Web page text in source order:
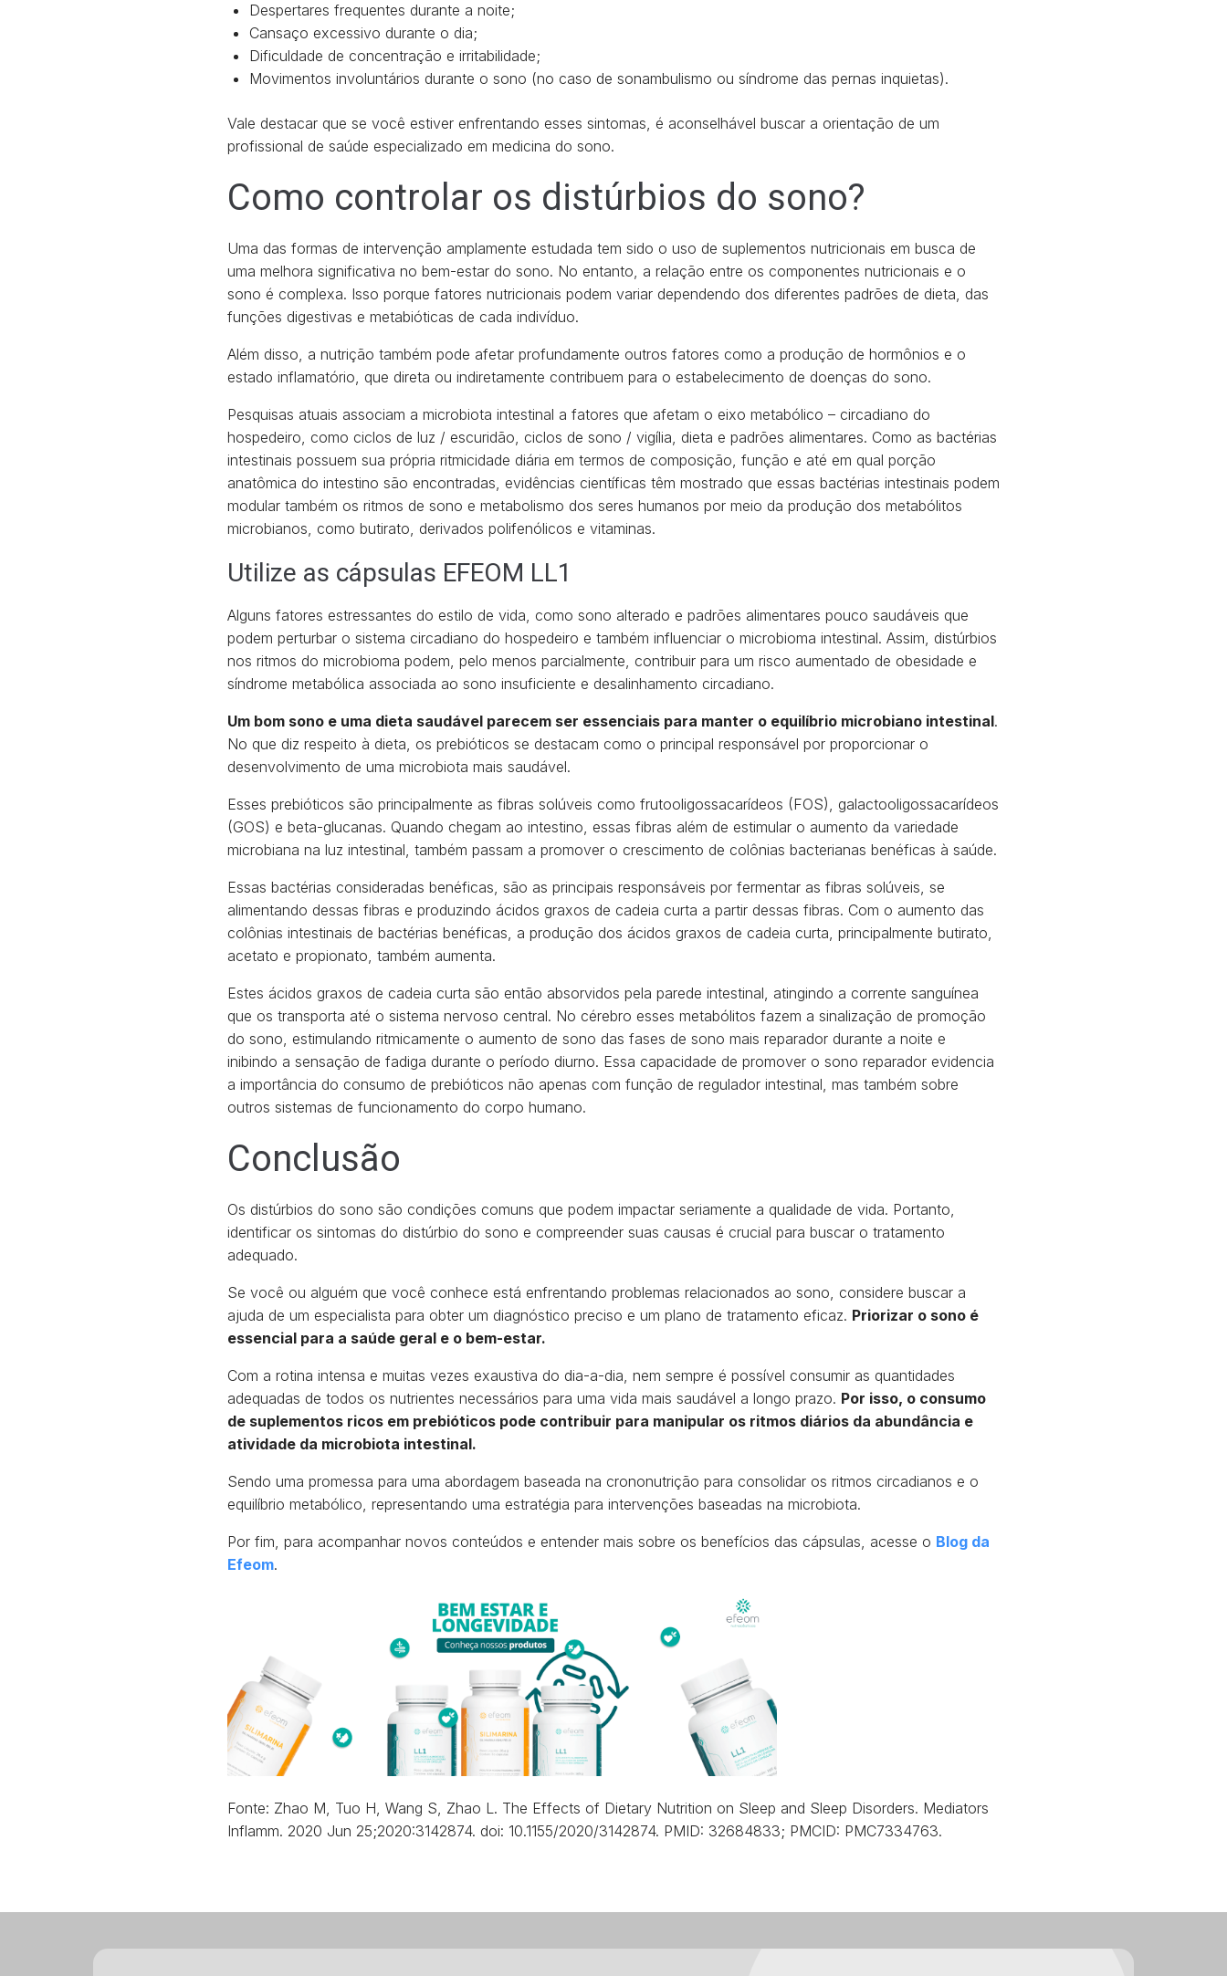
Despertares frequentes durante a noite;
Cansaço excessivo durante o dia;
Dificuldade de concentração e irritabilidade;
Movimentos involuntários durante o sono (no caso de sonambulismo ou síndrome das pernas inquietas).
Vale destacar que se você estiver enfrentando esses sintomas, é aconselhável buscar a orientação de um
profissional de saúde especializado em medicina do sono.
Como controlar os distúrbios do sono?
Uma das formas de intervenção amplamente estudada tem sido o uso de suplementos nutricionais em busca de
uma melhora significativa no bem-estar do sono. No entanto, a relação entre os componentes nutricionais e o
sono é complexa. Isso porque fatores nutricionais podem variar dependendo dos diferentes padrões de dieta, das
funções digestivas e metabióticas de cada indivíduo.
Além disso, a nutrição também pode afetar profundamente outros fatores como a produção de hormônios e o
estado inflamatório, que direta ou indiretamente contribuem para o estabelecimento de doenças do sono.
Pesquisas atuais associam a microbiota intestinal a fatores que afetam o eixo metabólico – circadiano do
hospedeiro, como ciclos de luz / escuridão, ciclos de sono / vigília, dieta e padrões alimentares. Como as bactérias
intestinais possuem sua própria ritmicidade diária em termos de composição, função e até em qual porção
anatômica do intestino são encontradas, evidências científicas têm mostrado que essas bactérias intestinais podem
modular também os ritmos de sono e metabolismo dos seres humanos por meio da produção dos metabólitos
microbianos, como butirato, derivados polifenólicos e vitaminas.
Utilize as cápsulas EFEOM LL1
Alguns fatores estressantes do estilo de vida, como sono alterado e padrões alimentares pouco saudáveis que
podem perturbar o sistema circadiano do hospedeiro e também influenciar o microbioma intestinal. Assim, distúrbios
nos ritmos do microbioma podem, pelo menos parcialmente, contribuir para um risco aumentado de obesidade e
síndrome metabólica associada ao sono insuficiente e desalinhamento circadiano.
Um bom sono e uma dieta saudável parecem ser essenciais para manter o equilíbrio microbiano intestinal.
No que diz respeito à dieta, os prebióticos se destacam como o principal responsável por proporcionar o
desenvolvimento de uma microbiota mais saudável.
Esses prebióticos são principalmente as fibras solúveis como frutooligossacarídeos (FOS), galactooligossacarídeos
(GOS) e beta-glucanas. Quando chegam ao intestino, essas fibras além de estimular o aumento da variedade
microbiana na luz intestinal, também passam a promover o crescimento de colônias bacterianas benéficas à saúde.
Essas bactérias consideradas benéficas, são as principais responsáveis por fermentar as fibras solúveis, se
alimentando dessas fibras e produzindo ácidos graxos de cadeia curta a partir dessas fibras. Com o aumento das
colônias intestinais de bactérias benéficas, a produção dos ácidos graxos de cadeia curta, principalmente butirato,
acetato e propionato, também aumenta.
Estes ácidos graxos de cadeia curta são então absorvidos pela parede intestinal, atingindo a corrente sanguínea
que os transporta até o sistema nervoso central. No cérebro esses metabólitos fazem a sinalização de promoção
do sono, estimulando ritmicamente o aumento de sono das fases de sono mais reparador durante a noite e
inibindo a sensação de fadiga durante o período diurno. Essa capacidade de promover o sono reparador evidencia
a importância do consumo de prebióticos não apenas com função de regulador intestinal, mas também sobre
outros sistemas de funcionamento do corpo humano.
Conclusão
Os distúrbios do sono são condições comuns que podem impactar seriamente a qualidade de vida. Portanto,
identificar os sintomas do distúrbio do sono e compreender suas causas é crucial para buscar o tratamento
adequado.
Se você ou alguém que você conhece está enfrentando problemas relacionados ao sono, considere buscar a
ajuda de um especialista para obter um diagnóstico preciso e um plano de tratamento eficaz. Priorizar o sono é
essencial para a saúde geral e o bem-estar.
Com a rotina intensa e muitas vezes exaustiva do dia-a-dia, nem sempre é possível consumir as quantidades
adequadas de todos os nutrientes necessários para uma vida mais saudável a longo prazo. Por isso, o consumo
de suplementos ricos em prebióticos pode contribuir para manipular os ritmos diários da abundância e
atividade da microbiota intestinal.
Sendo uma promessa para uma abordagem baseada na crononutrição para consolidar os ritmos circadianos e o
equilíbrio metabólico, representando uma estratégia para intervenções baseadas na microbiota.
Por fim, para acompanhar novos conteúdos e entender mais sobre os benefícios das cápsulas, acesse o Blog da
Efeom.
Fonte: Zhao M, Tuo H, Wang S, Zhao L. The Effects of Dietary Nutrition on Sleep and Sleep Disorders. Mediators
Inflamm. 2020 Jun 25;2020:3142874. doi: 10.1155/2020/3142874. PMID: 32684833; PMCID: PMC7334763.
Conheça nossos produtos